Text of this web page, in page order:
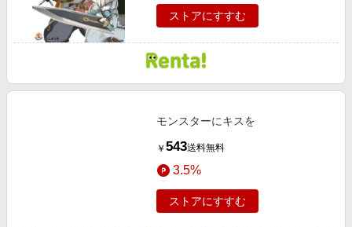
ストアにすすむ
モンスターにキスを
￥ 543送料無料
3.5%
ストアにすすむ